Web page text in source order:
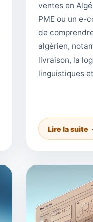
ventes en
PME ou un e-
de
algérien,
livraison, la
linguistiques
Lire la suite